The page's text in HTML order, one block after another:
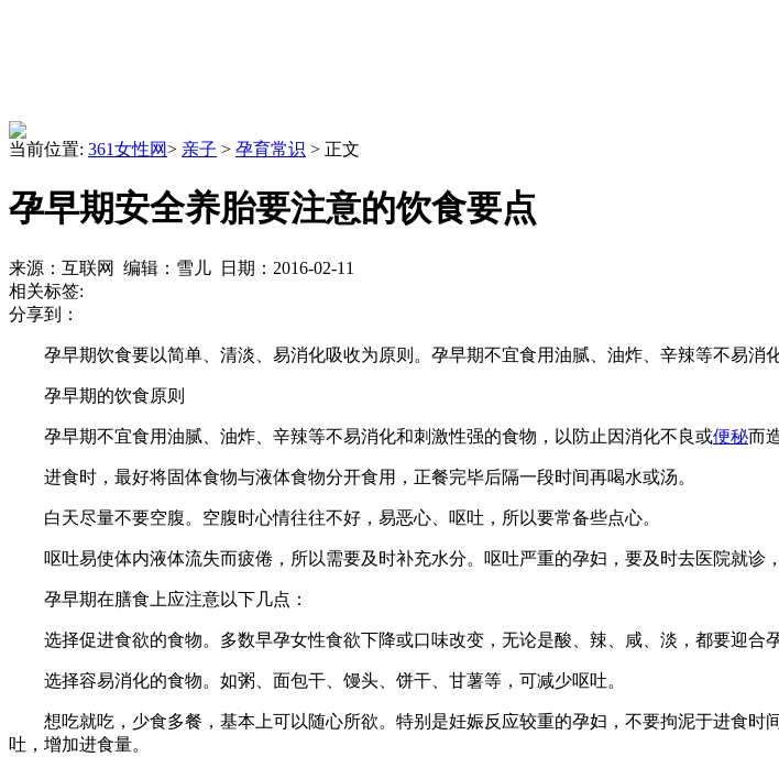
当前位置: 361女性网> 亲子 > 孕育常识 > 正文
孕早期安全养胎要注意的饮食要点
来源：互联网 编辑：雪儿 日期：2016-02-11
相关标签:
分享到：
孕早期饮食要以简单、清淡、易消化吸收为原则。孕早期不宜食用油腻、油炸、辛辣等不易消
孕早期的饮食原则
孕早期不宜食用油腻、油炸、辛辣等不易消化和刺激性强的食物，以防止因消化不良或便秘而
进食时，最好将固体食物与液体食物分开食用，正餐完毕后隔一段时间再喝水或汤。
白天尽量不要空腹。空腹时心情往往不好，易恶心、呕吐，所以要常备些点心。
呕吐易使体内液体流失而疲倦，所以需要及时补充水分。呕吐严重的孕妇，要及时去医院就诊，
孕早期在膳食上应注意以下几点：
选择促进食欲的食物。多数早孕女性食欲下降或口味改变，无论是酸、辣、咸、淡，都要迎合
选择容易消化的食物。如粥、面包干、馒头、饼干、甘薯等，可减少呕吐。
想吃就吃，少食多餐，基本上可以随心所欲。特别是妊娠反应较重的孕妇，不要拘泥于进食时
吐，增加进食量。